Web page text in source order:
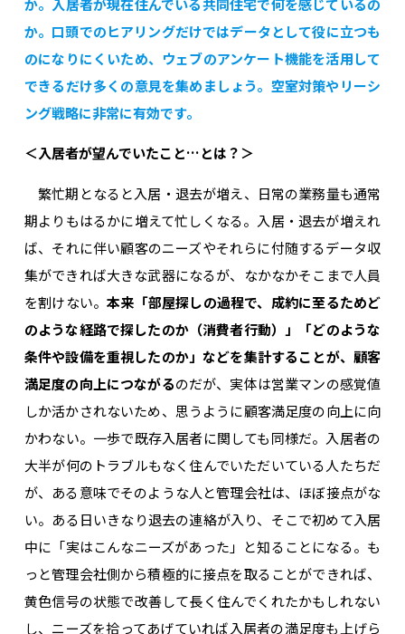
か。入居者が現在住んでいる共同住宅で何を感じているの
か。口頭でのヒアリングだけではデータとして役に立つも
のになりにくいため、ウェブのアンケート機能を活用して
できるだけ多くの意見を集めましょう。空室対策やリーシ
ング戦略に非常に有効です。
＜入居者が望んでいたこと…とは？＞
繁忙期となると入居・退去が増え、日常の業務量も通常
期よりもはるかに増えて忙しくなる。入居・退去が増えれ
ば、それに伴い顧客のニーズやそれらに付随するデータ収
集ができれば大きな武器になるが、なかなかそこまで人員
を割けない。本来「部屋探しの過程で、成約に至るためど
のような経路で探したのか（消費者行動）」「どのような
条件や設備を重視したのか」などを集計することが、顧客
満足度の向上につながるのだが、実体は営業マンの感覚値
しか活かされないため、思うように顧客満足度の向上に向
かわない。一歩で既存入居者に関しても同様だ。入居者の
大半が何のトラブルもなく住んでいただいている人たちだ
が、ある意味でそのような人と管理会社は、ほぼ接点がな
い。ある日いきなり退去の連絡が入り、そこで初めて入居
中に「実はこんなニーズがあった」と知ることになる。も
っと管理会社側から積極的に接点を取ることができれば、
黄色信号の状態で改善して長く住んでくれたかもしれない
し、ニーズを拾ってあげていれば入居者の満足度も上げら